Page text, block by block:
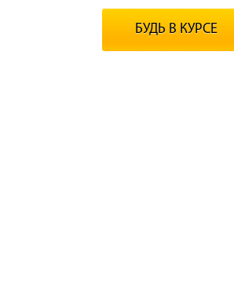
БУДЬ В КУРСЕ